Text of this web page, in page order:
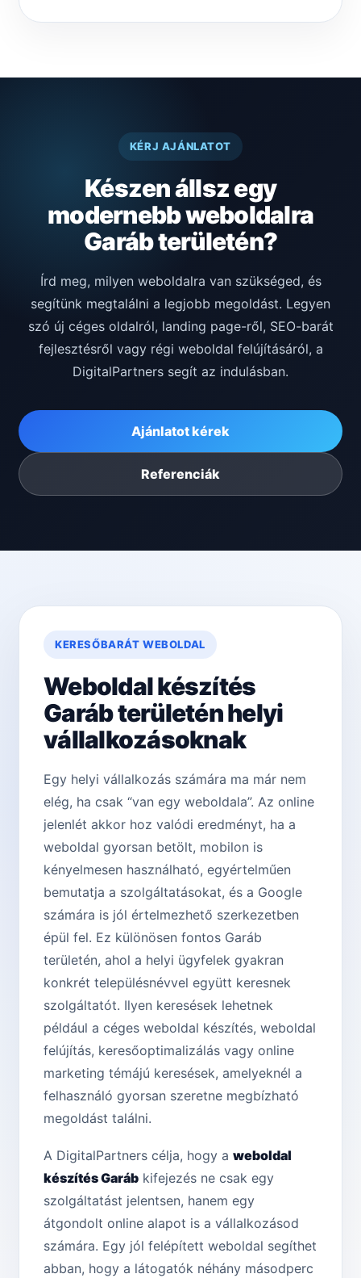
KÉRJ AJÁNLATOT
Készen állsz egy
modernebb weboldalra
Garáb területén?
Írd meg, milyen weboldalra van szükséged, és
segítünk megtalálni a legjobb megoldást. Legyen
szó új céges oldalról, landing page-ről, SEO-barát
fejlesztésről vagy régi weboldal felújításáról, a
DigitalPartners segít az indulásban.
Ajánlatot kérek
Referenciák
KERESŐBARÁT WEBOLDAL
Weboldal készítés
Garáb területén helyi
vállalkozásoknak
Egy helyi vállalkozás számára ma már nem
elég, ha csak “van egy weboldala”. Az online
jelenlét akkor hoz valódi eredményt, ha a
weboldal gyorsan betölt, mobilon is
kényelmesen használható, egyértelműen
bemutatja a szolgáltatásokat, és a Google
számára is jól értelmezhető szerkezetben
épül fel. Ez különösen fontos Garáb
területén, ahol a helyi ügyfelek gyakran
konkrét településnévvel együtt keresnek
szolgáltatót. Ilyen keresések lehetnek
például a céges weboldal készítés, weboldal
felújítás, keresőoptimalizálás vagy online
marketing témájú keresések, amelyeknél a
felhasználó gyorsan szeretne megbízható
megoldást találni.
A DigitalPartners célja, hogy a weboldal
készítés Garáb kifejezés ne csak egy
szolgáltatást jelentsen, hanem egy
átgondolt online alapot is a vállalkozásod
számára. Egy jól felépített weboldal segíthet
abban, hogy a látogatók néhány másodperc